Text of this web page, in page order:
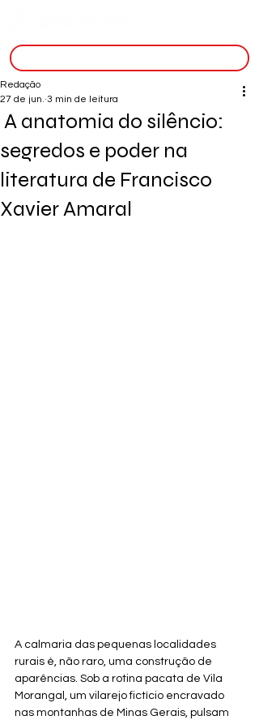
A anatomia do silêncio:
segredos e poder na
literatura de Francisco
Xavier Amaral
Redação
27 de jun. 3 min de leitura
A calmaria das pequenas localidades
rurais é, não raro, uma construção de
aparências. Sob a rotina pacata de Vila
Morangal, um vilarejo fictício encravado
nas montanhas de Minas Gerais, pulsam